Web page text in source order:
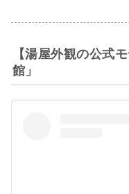
【湯屋外観の公式
館」